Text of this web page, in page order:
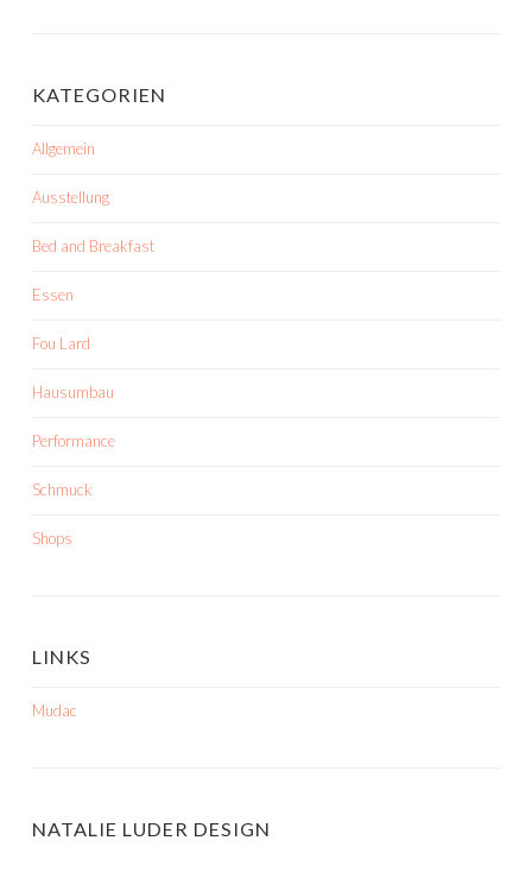
KATEGORIEN
Allgemein
Ausstellung
Bed and Breakfast
Essen
Fou Lard
Hausumbau
Performance
Schmuck
Shops
LINKS
Mudac
NATALIE LUDER DESIGN